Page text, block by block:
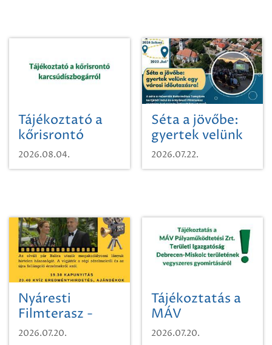
Tájékoztató a
kőrisrontó
karcsúdíszbogárról
2026.08.04.
Séta a jövőbe:
gyertek velünk
egy városi
időutazásra!
2026.07.22.
Nyáresti
Filmterasz -
Beugró a
2026.07.20.
Tájékoztatás a
MÁV
Pályaműködtetési
2026.07.20.